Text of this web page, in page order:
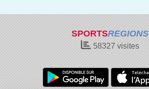
SPORTSREGIONS
58327 visites